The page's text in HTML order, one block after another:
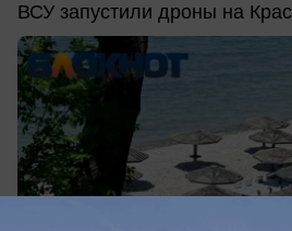
ВСУ запустили дроны на